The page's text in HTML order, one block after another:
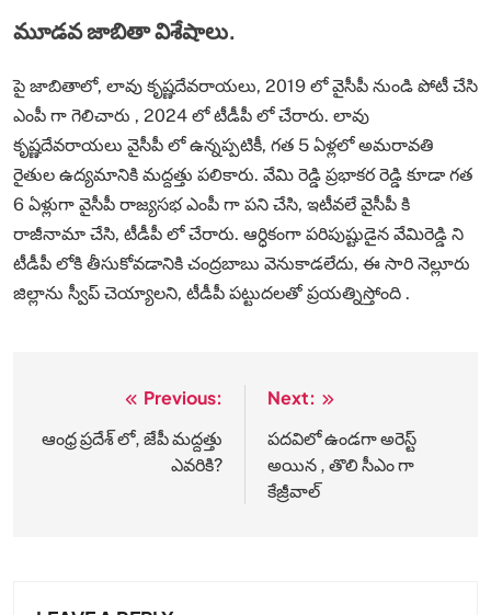
మూడవ జాబితా విశేషాలు.
పై జాబితాలో, లావు కృష్ణదేవరాయలు, 2019 లో వైసీపీ నుండి పోటీ చేసి
ఎంపీ గా గెలిచారు , 2024 లో టీడీపీ లో చేరారు. లావు
కృష్ణదేవరాయలు వైసీపీ లో ఉన్నప్పటికీ, గత 5 ఏళ్లలో అమరావతి
రైతుల ఉద్యమానికి మద్దత్తు పలికారు. వేమి రెడ్డి ప్రభాకర రెడ్డి కూడా గత
6 ఏళ్లుగా వైసీపీ రాజ్యసభ ఎంపీ గా పని చేసి, ఇటీవలే వైసీపీ కి
రాజీనామా చేసి, టీడీపీ లో చేరారు. ఆర్ధికంగా పరిపుష్టుడైన వేమిరెడ్డి ని
టీడీపీ లోకి తీసుకోవడానికి చంద్రబాబు వెనుకాడలేదు, ఈ సారి నెల్లూరు
జిల్లాను స్వీప్ చెయ్యాలని, టీడీపీ పట్టుదలతో ప్రయత్నిస్తోంది .
navigation
Previous:
ఆంధ్ర ప్రదేశ్ లో, జేపీ మద్దత్తు
ఎవరికి?
Next:
పదవిలో ఉండగా అరెస్ట్
అయిన , తొలి సీఎం గా
కేజ్రీవాల్